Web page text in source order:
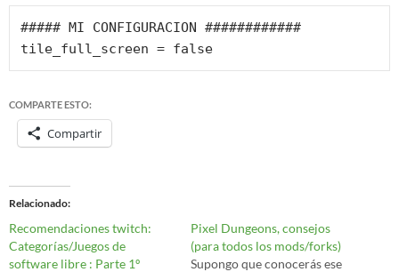
##### MI CONFIGURACION ############
tile_full_screen = false
COMPARTE ESTO:
Compartir
Relacionado
Recomendaciones twitch:
Categorías/Juegos de
software libre : Parte 1º
Pixel Dungeons, consejos
(para todos los mods/forks)
Supongo que conocerás ese